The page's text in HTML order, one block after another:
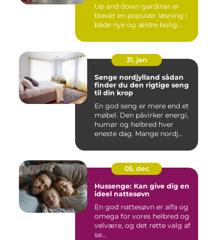
Up and down gardiner er
blevet en populær løsning i
både nye og ældre bolig...
31. jan
Senge nordjylland sådan
finder du den rigtige seng
til din krop
En god seng er mere end et
møbel. Den påvirker energi,
humør og helbred hver
eneste dag. Mange nordj...
05. dec
Hussenge: Kan give dig en
ideel nattesøvn
En god nattesøvn er alfa og
omega for vores helbred og
velvære, og det rette valg af
se...